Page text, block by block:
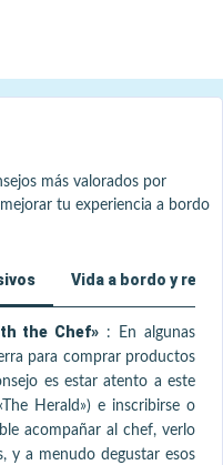
más valorados por
tu experiencia a bordo
Vida a bordo y
the Chef» :
En algunas
para comprar productos
es estar atento a este
Herald») e inscribirse o
acompañar al chef, verlo
y a menudo degustar esos